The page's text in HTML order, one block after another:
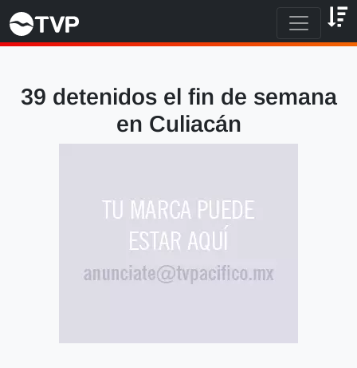
39 detenidos el fin de semana
en Culiacán